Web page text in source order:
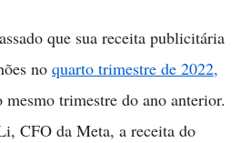
que sua receita publicitária
no quarto trimestre de 2022,
trimestre do ano anterior.
CFO da Meta, a receita do